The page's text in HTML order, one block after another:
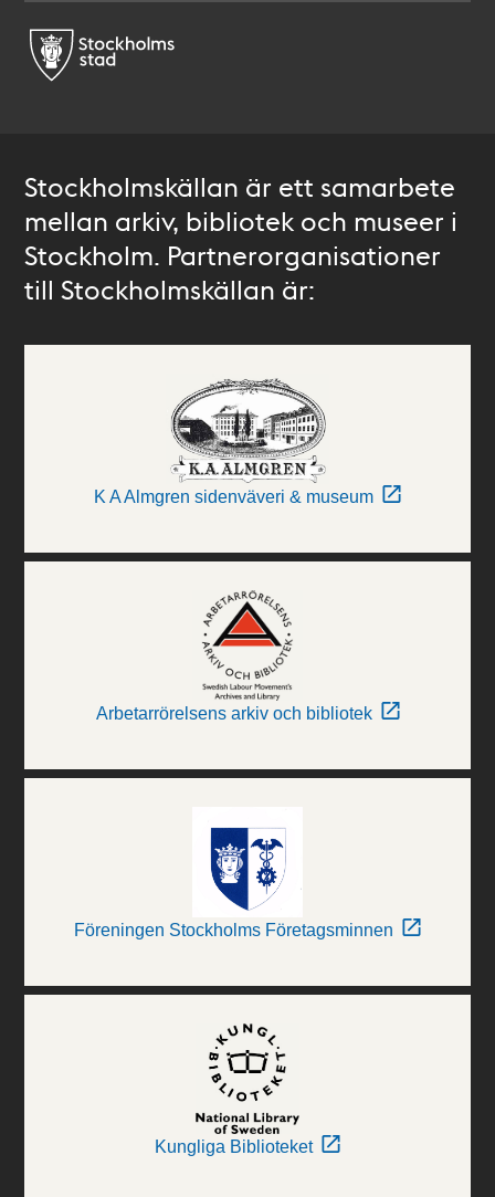
Stockholmskällan är ett samarbete
mellan arkiv, bibliotek och museer i
Stockholm. Partnerorganisationer
till Stockholmskällan är:
K A Almgren sidenväveri & museum
Arbetarrörelsens arkiv och bibliotek
Föreningen Stockholms Företagsminnen
Kungliga Biblioteket